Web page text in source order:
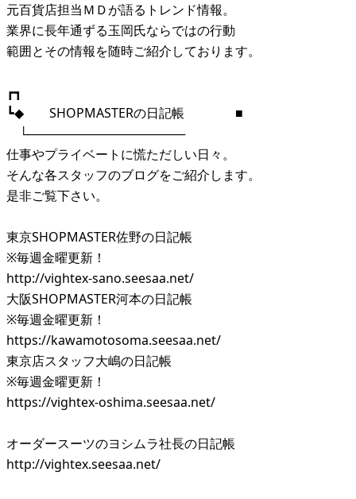
元百貨店担当ＭＤが語るトレンド情報。
業界に長年通ずる玉岡氏ならではの行動
範囲とその情報を随時ご紹介しております。
┏┓
┗◆ SHOPMASTERの日記帳 ■
└──────────────────
仕事やプライベートに慌ただしい日々。
そんな各スタッフのブログをご紹介します。
是非ご覧下さい。
東京SHOPMASTER佐野の日記帳
※毎週金曜更新！
http://vightex-sano.seesaa.net/
大阪SHOPMASTER河本の日記帳
※毎週金曜更新！
https://kawamotosoma.seesaa.net/
東京店スタッフ大嶋の日記帳
※毎週金曜更新！
https://vightex-oshima.seesaa.net/
オーダースーツのヨシムラ社長の日記帳
http://vightex.seesaa.net/